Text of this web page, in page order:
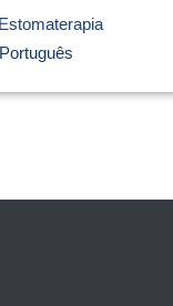
Estomaterapia
Português